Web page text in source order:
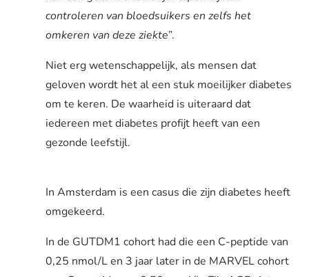
controleren van bloedsuikers en zelfs het
omkeren van deze ziekte”.
Niet erg wetenschappelijk, als mensen dat
geloven wordt het al een stuk moeilijker diabetes
om te keren. De waarheid is uiteraard dat
iedereen met diabetes profijt heeft van een
gezonde leefstijl.
In Amsterdam is een casus die zijn diabetes heeft
omgekeerd.
In de GUTDM1 cohort had die een C-peptide van
0,25 nmol/L en 3 jaar later in de MARVEL cohort